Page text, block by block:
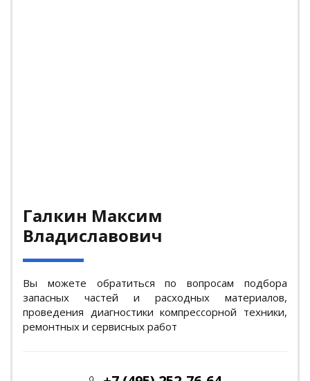
Галкин Максим
Владиславович
Вы можете обратиться по вопросам подбора
запасных частей и расходных материалов,
проведения диагностики компрессорной техники,
ремонтных и сервисных работ